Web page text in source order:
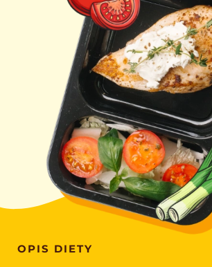
Program
Kontakt
OPIS DIETY